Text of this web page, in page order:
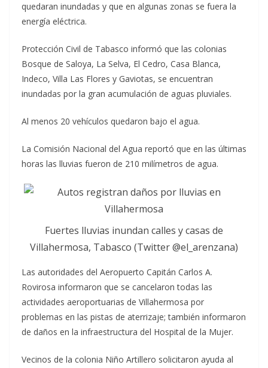
quedaran inundadas y que en algunas zonas se fuera la
energía eléctrica.
Protección Civil de Tabasco informó que las colonias
Bosque de Saloya, La Selva, El Cedro, Casa Blanca,
Indeco, Villa Las Flores y Gaviotas, se encuentran
inundadas por la gran acumulación de aguas pluviales.
Al menos 20 vehículos quedaron bajo el agua.
La Comisión Nacional del Agua reportó que en las últimas
horas las lluvias fueron de 210 milímetros de agua.
Fuertes lluvias inundan calles y casas de
Villahermosa, Tabasco (Twitter @el_arenzana)
Las autoridades del Aeropuerto Capitán Carlos A.
Rovirosa informaron que se cancelaron todas las
actividades aeroportuarias de Villahermosa por
problemas en las pistas de aterrizaje; también informaron
de daños en la infraestructura del Hospital de la Mujer.
Vecinos de la colonia Niño Artillero solicitaron ayuda al